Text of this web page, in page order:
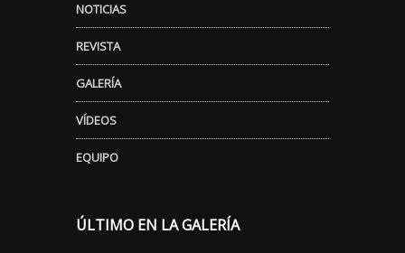
NOTICIAS
REVISTA
GALERÍA
VÍDEOS
EQUIPO
ÚLTIMO EN LA GALERÍA